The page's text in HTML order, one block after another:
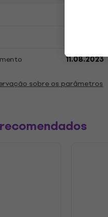
11.08.2023
sobre os parâmetros